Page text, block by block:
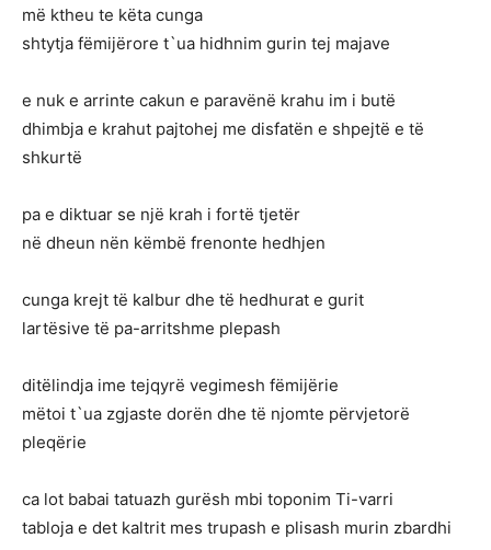
më ktheu te këta cunga
shtytja fëmijërore t`ua hidhnim gurin tej majave
e nuk e arrinte cakun e paravënë krahu im i butë
dhimbja e krahut pajtohej me disfatën e shpejtë e të
shkurtë
pa e diktuar se një krah i fortë tjetër
në dheun nën këmbë frenonte hedhjen
cunga krejt të kalbur dhe të hedhurat e gurit
lartësive të pa-arritshme plepash
ditëlindja ime tejqyrë vegimesh fëmijërie
mëtoi t`ua zgjaste dorën dhe të njomte përvjetorë
pleqërie
ca lot babai tatuazh gurësh mbi toponim Ti-varri
tabloja e det kaltrit mes trupash e plisash murin zbardhi